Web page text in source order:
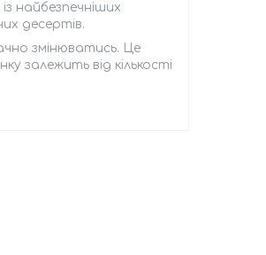
найбезпечніших
десертів.
змінюватись. Це
залежить від кількості